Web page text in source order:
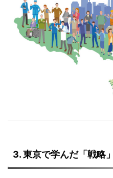
3. 東京で学んだ「戦略